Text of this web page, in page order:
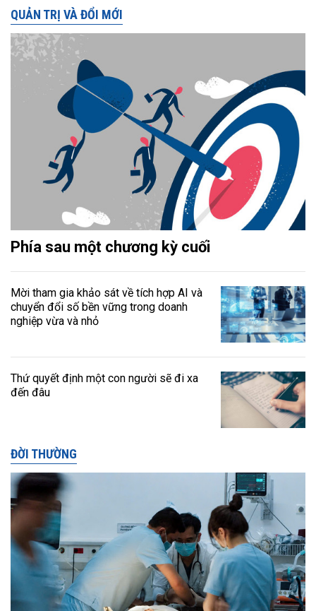
QUẢN TRỊ VÀ ĐỔI MỚI
Phía sau một chương kỳ cuối
Mời tham gia khảo sát về tích hợp AI và
chuyển đổi số bền vững trong doanh
nghiệp vừa và nhỏ
Thứ quyết định một con người sẽ đi xa
đến đâu
ĐỜI THƯỜNG